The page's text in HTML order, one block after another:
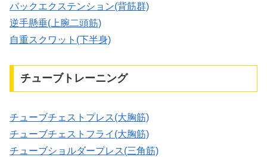
バックエクステンション(背筋群)
逆手懸垂(上腕二頭筋)
自重スクワット(下半身)
チューブトレーニング
チューブチェストプレス(大胸筋)
チューブチェストフライ(大胸筋)
チューブショルダープレス(三角筋)